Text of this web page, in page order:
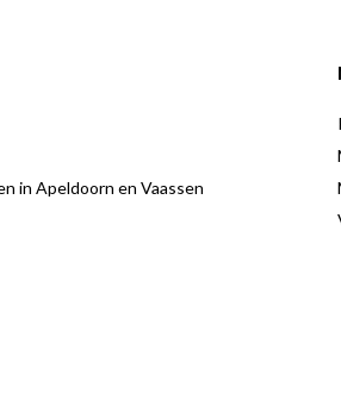
in Apeldoorn en Vaassen